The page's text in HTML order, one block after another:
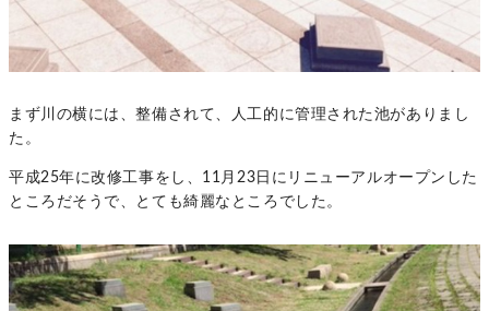
まず川の横には、整備されて、人工的に管理された池がありまし
た。
平成25年に改修工事をし、11月23日にリニューアルオープンした
ところだそうで、とても綺麗なところでした。